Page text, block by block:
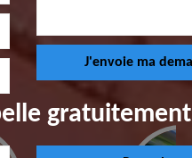
gratuitement